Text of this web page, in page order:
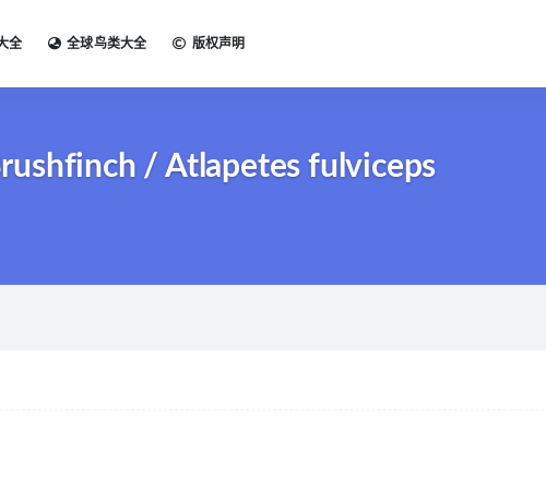
全 全球鸟类大全 版权声明
/ Atlapetes fulviceps